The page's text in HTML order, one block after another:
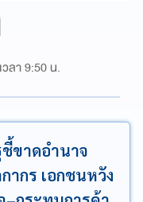
ลา 9:50 น.
ขาดอำนาจ
กร เอกชนหวัง